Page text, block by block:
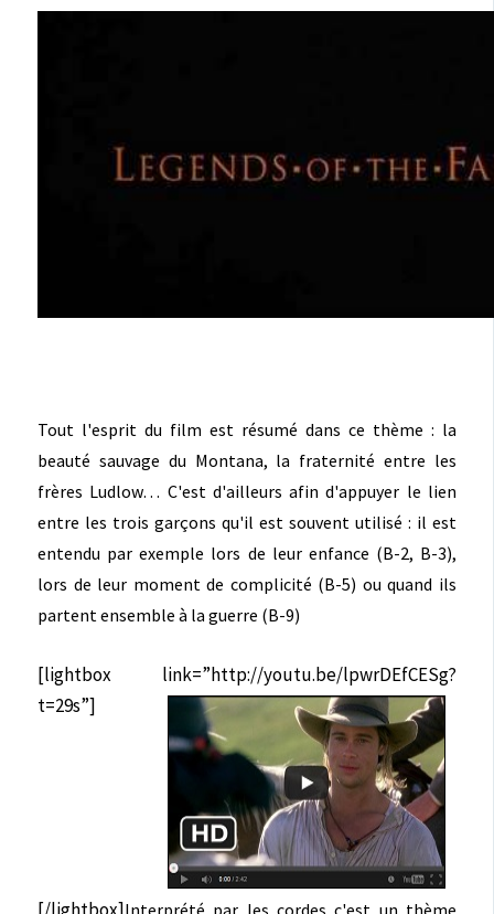
Tout l'esprit du film est résumé dans ce thème : la
beauté sauvage du Montana, la fraternité entre les
frères Ludlow… C'est d'ailleurs afin d'appuyer le lien
entre les trois garçons qu'il est souvent utilisé : il est
entendu par exemple lors de leur enfance (B-2, B-3),
lors de leur moment de complicité (B-5) ou quand ils
partent ensemble à la guerre (B-9)
[lightbox link=”http://youtu.be/lpwrDEfCESg?
t=29s”]
[/lightbox]Interprété par les cordes c'est un thème